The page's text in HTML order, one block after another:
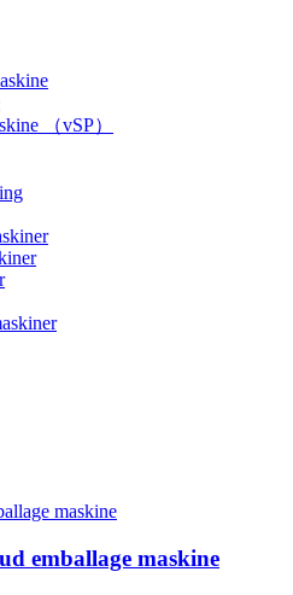
（vSP）
emballage maskine